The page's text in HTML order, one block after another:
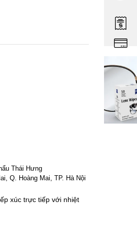
Thái Hưng
Q. Hoàng Mai, TP. Hà Nội
xúc trực tiếp với nhiệt